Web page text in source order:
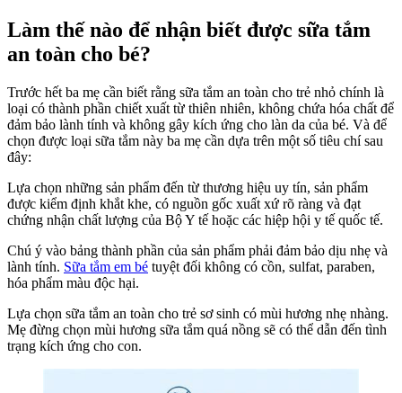
Làm thế nào để nhận biết được sữa tắm
an toàn cho bé?
Trước hết ba mẹ cần biết rằng sữa tắm an toàn cho trẻ nhỏ chính là
loại có thành phần chiết xuất từ thiên nhiên, không chứa hóa chất để
đảm bảo lành tính và không gây kích ứng cho làn da của bé. Và để
chọn được loại sữa tắm này ba mẹ cần dựa trên một số tiêu chí sau
đây:
Lựa chọn những sản phẩm đến từ thương hiệu uy tín, sản phẩm
được kiểm định khắt khe, có nguồn gốc xuất xứ rõ ràng và đạt
chứng nhận chất lượng của Bộ Y tế hoặc các hiệp hội y tế quốc tế.
Chú ý vào bảng thành phần của sản phẩm phải đảm bảo dịu nhẹ và
lành tính. Sữa tắm em bé tuyệt đối không có cồn, sulfat, paraben,
hóa phẩm màu độc hại.
Lựa chọn sữa tắm an toàn cho trẻ sơ sinh có mùi hương nhẹ nhàng.
Mẹ đừng chọn mùi hương sữa tắm quá nồng sẽ có thể dẫn đến tình
trạng kích ứng cho con.